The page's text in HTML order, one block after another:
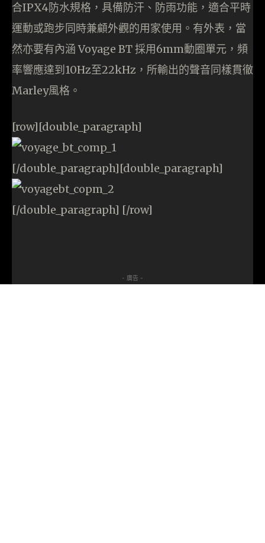
合IPX4防水規格，具備防汗、防雨功能，適合平時
運動或跑步同時兼顧外觀的用家使用。有外表，當
然亦要有內涵 Voyage BT 採用6mm動圈單元，頻
率響應達到10Hz至22kHz，所輸出的聲音同樣貫徹
Marley風格。
[row][double_paragraph]
[/double_paragraph][double_paragraph]
[/double_paragraph] [/row]
- 廣告 -